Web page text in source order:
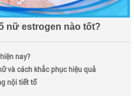
nữ estrogen nào tốt?
nay?
và cách khắc phục hiệu quả
nội tiết tố